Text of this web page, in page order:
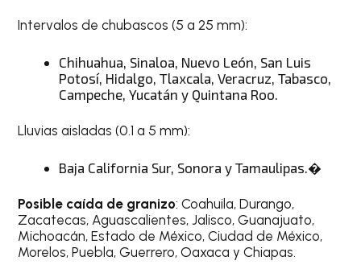
Intervalos de chubascos (5 a 25 mm):
Chihuahua, Sinaloa, Nuevo León, San Luis
Potosí, Hidalgo, Tlaxcala, Veracruz, Tabasco,
Campeche, Yucatán y Quintana Roo.
Lluvias aisladas (0.1 a 5 mm):
Baja California Sur, Sonora y Tamaulipas.�
Posible caída de granizo: Coahuila, Durango,
Zacatecas, Aguascalientes, Jalisco, Guanajuato,
Michoacán, Estado de México, Ciudad de México,
Morelos, Puebla, Guerrero, Oaxaca y Chiapas.